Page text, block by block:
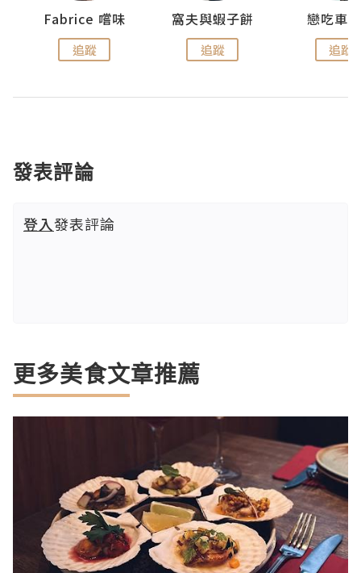
Fabrice 嚐味
追蹤
窩夫與蝦子餅
追蹤
戀吃車
追蹤
發表評論
登入發表評論
更多美食文章推薦